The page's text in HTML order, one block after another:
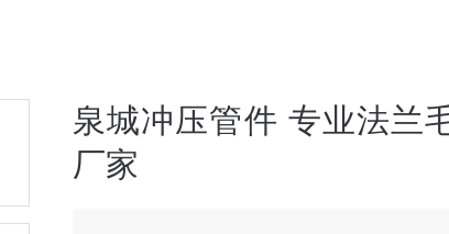
泉城冲压管件 专业法兰
厂家